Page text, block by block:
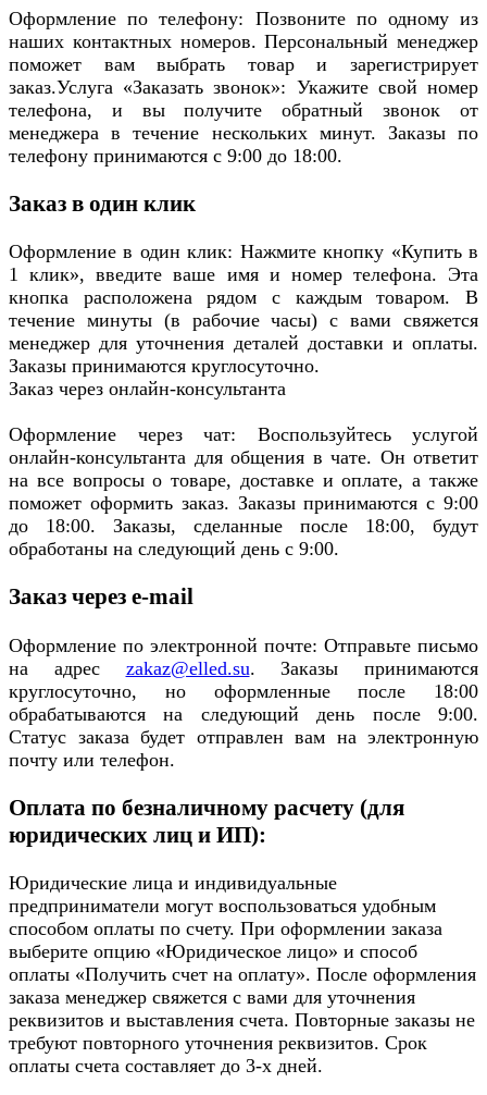
Оформление по телефону: Позвоните по одному из
наших контактных номеров. Персональный менеджер
поможет вам выбрать товар и зарегистрирует
заказ.Услуга «Заказать звонок»: Укажите свой номер
телефона, и вы получите обратный звонок от
менеджера в течение нескольких минут. Заказы по
телефону принимаются с 9:00 до 18:00.
Заказ в один клик
Оформление в один клик: Нажмите кнопку «Купить в
1 клик», введите ваше имя и номер телефона. Эта
кнопка расположена рядом с каждым товаром. В
течение минуты (в рабочие часы) с вами свяжется
менеджер для уточнения деталей доставки и оплаты.
Заказы принимаются круглосуточно.
Заказ через онлайн-консультанта
Оформление через чат: Воспользуйтесь услугой
онлайн-консультанта для общения в чате. Он ответит
на все вопросы о товаре, доставке и оплате, а также
поможет оформить заказ. Заказы принимаются с 9:00
до 18:00. Заказы, сделанные после 18:00, будут
обработаны на следующий день с 9:00.
Заказ через e-mail
Оформление по электронной почте: Отправьте письмо
на адрес zakaz@elled.su. Заказы принимаются
круглосуточно, но оформленные после 18:00
обрабатываются на следующий день после 9:00.
Статус заказа будет отправлен вам на электронную
почту или телефон.
Оплата по безналичному расчету (для
юридических лиц и ИП):
Юридические лица и индивидуальные
предприниматели могут воспользоваться удобным
способом оплаты по счету. При оформлении заказа
выберите опцию «Юридическое лицо» и способ
оплаты «Получить счет на оплату». После оформления
заказа менеджер свяжется с вами для уточнения
реквизитов и выставления счета. Повторные заказы не
требуют повторного уточнения реквизитов. Срок
оплаты счета составляет до 3-х дней.